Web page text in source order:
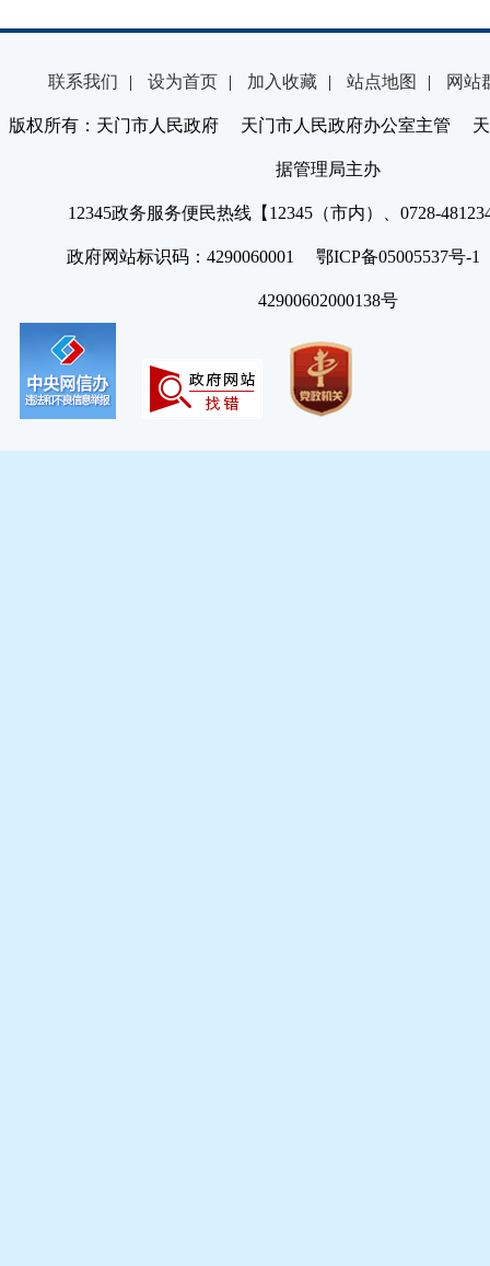
联系我们 | 设为首页 | 加入收藏 | 站点地图 | 网站
版权所有：天门市人民政府 天门市人民政府办公室主管 天
据管理局主办
12345政务服务便民热线【12345（市内）、0728-
政府网站标识码：4290060001 鄂ICP备05005537号
42900602000138号